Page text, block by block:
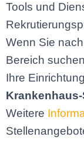
Tools und
Wenn Sie
Bereich
Ihre
Weitere